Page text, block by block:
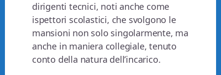
dirigenti tecnici, noti anche come
ispettori scolastici, che svolgono le
mansioni non solo singolarmente, ma
anche in maniera collegiale, tenuto
conto della natura dell’incarico.